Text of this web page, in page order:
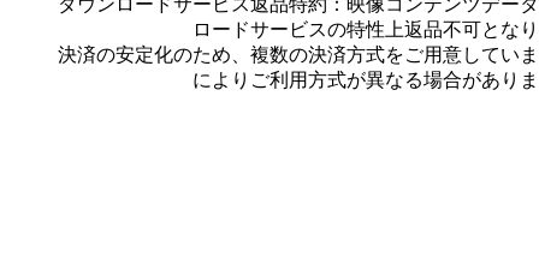
ダウンロードサービス返品特約：映像コンテンツデー
ロードサービスの特性上返品不可とな
決済の安定化のため、複数の決済方式をご用意してい
によりご利用方式が異なる場合があり